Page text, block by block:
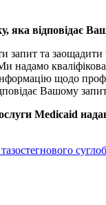
яка відповідає
запит та
надамо
щодо
Вашому
Medicaid